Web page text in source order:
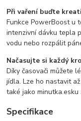
Při vaření buďte
Funkce PowerBoost u
intenzivní dávku tepla
vodu nebo rozpálit
Načasujte si každý
Díky časovači můžete
jídla. Lze ho nastavit
také jako
Specifikace